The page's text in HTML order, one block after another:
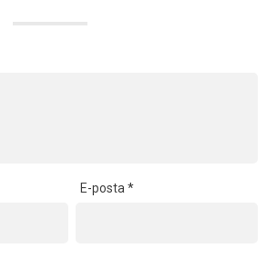
E-posta*